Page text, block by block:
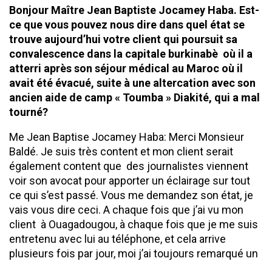
Bonjour Maître Jean Baptiste Jocamey Haba. Est-
ce que vous pouvez nous dire dans quel état se
trouve aujourd’hui votre client qui poursuit sa
convalescence dans la capitale burkinabè où il a
atterri après son séjour médical au Maroc où il
avait été évacué, suite à une altercation avec son
ancien aide de camp « Toumba » Diakité, qui a mal
tourné?
Me Jean Baptise Jocamey Haba: Merci Monsieur
Baldé. Je suis très content et mon client serait
également content que des journalistes viennent
voir son avocat pour apporter un éclairage sur tout
ce qui s’est passé. Vous me demandez son état, je
vais vous dire ceci. A chaque fois que j’ai vu mon
client à Ouagadougou, à chaque fois que je me suis
entretenu avec lui au téléphone, et cela arrive
plusieurs fois par jour, moi j’ai toujours remarqué un